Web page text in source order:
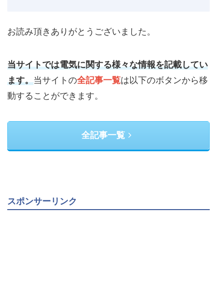
お読み頂きありがとうございました。
当サイトでは電気に関する様々な情報を記載してい
ます。当サイトの全記事一覧は以下のボタンから移
動することができます。
全記事一覧
スポンサーリンク